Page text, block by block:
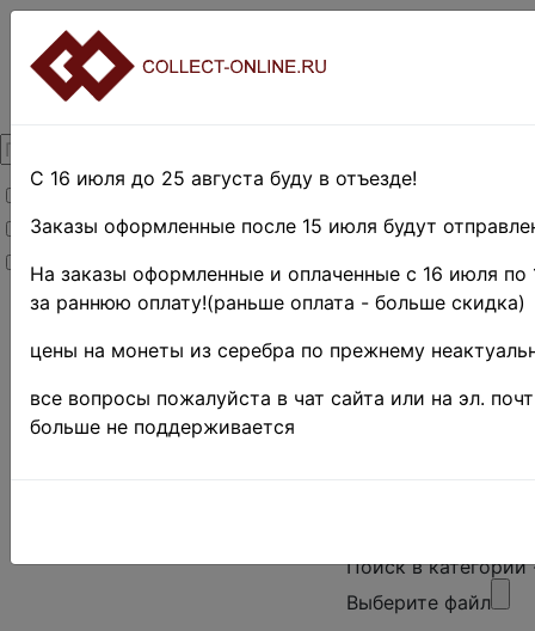
Товары со скидкой
Товары в наличии
Новинки
Главная»
Монеты»
Иностранные
монеты» Африка»
Поиск в
Выберите файл
С 16 июля до 25 августа буду в отъезде!
Заказы оформленные после 15 июля будут
На заказы оформленные и оплаченные с 16 июля по
за раннюю оплату!(раньше оплата - больше скидка)
цены на монеты из серебра по прежнему
все вопросы пожалуйста в чат сайта или на эл.
больше не поддерживается